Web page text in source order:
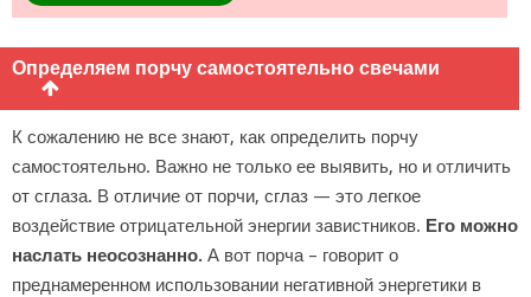
Определяем порчу самостоятельно свечами
К сожалению не все знают, как определить порчу
самостоятельно. Важно не только ее выявить, но и отличить
от сглаза. В отличие от порчи, сглаз — это легкое
воздействие отрицательной энергии завистников. Его можно
наслать неосознанно. А вот порча – говорит о
преднамеренном использовании негативной энергетики в